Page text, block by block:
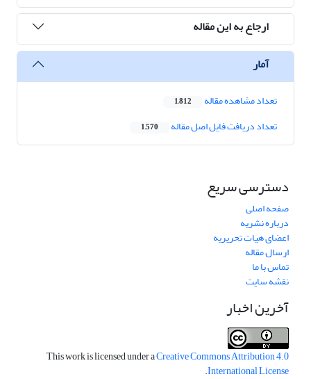
ارجاع به این مقاله
آمار
تعداد مشاهده مقاله 1,812
تعداد دریافت فایل اصل مقاله 1,570
دسترسی سریع
صفحه اصلی
درباره نشریه
اعضای هیات تحریریه
ارسال مقاله
تماس با ما
نقشه سایت
آخرین اخبار
This work is licensed under aCreative Commons Attribution 4.0
International License
.